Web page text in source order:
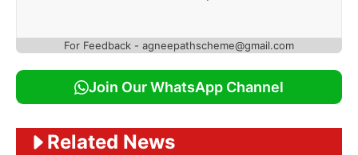
For Feedback - agneepathscheme@gmail.com
Join Our WhatsApp Channel
Related News